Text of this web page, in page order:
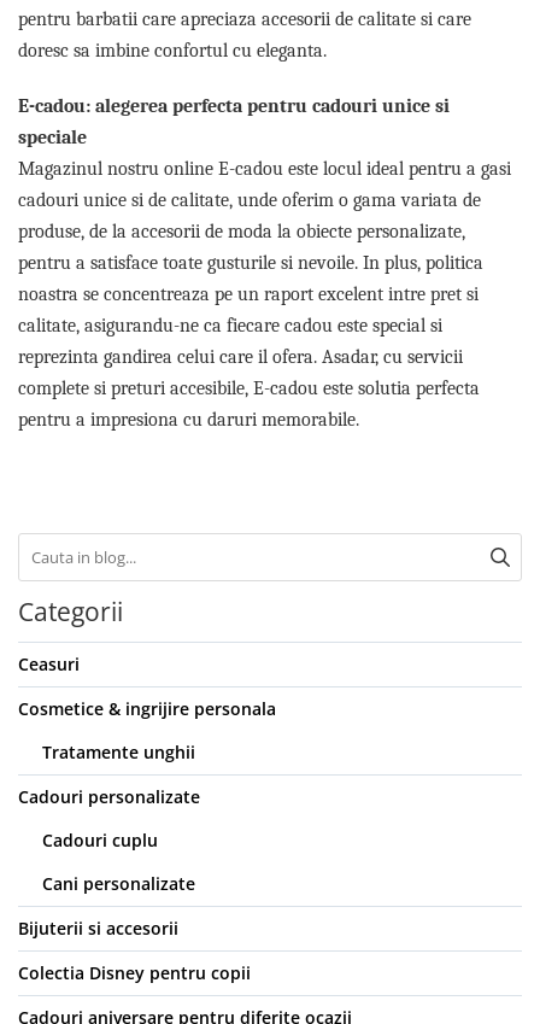
Martisoare
pentru barbatii care apreciaza accesorii de calitate si care
doresc sa imbine confortul cu eleganta.
E-cadou: alegerea perfecta pentru cadouri unice si
speciale
Magazinul nostru online E-cadou este locul ideal pentru a gasi
cadouri unice si de calitate, unde oferim o gama variata de
produse, de la accesorii de moda la obiecte personalizate,
pentru a satisface toate gusturile si nevoile. In plus, politica
noastra se concentreaza pe un raport excelent intre pret si
calitate, asigurandu-ne ca fiecare cadou este special si
reprezinta gandirea celui care il ofera. Asadar, cu servicii
complete si preturi accesibile, E-cadou este solutia perfecta
pentru a impresiona cu daruri memorabile.
Categorii
Ceasuri
Cosmetice & ingrijire personala
Tratamente unghii
Cadouri personalizate
Cadouri cuplu
Cani personalizate
Bijuterii si accesorii
Colectia Disney pentru copii
Cadouri aniversare pentru diferite ocazii